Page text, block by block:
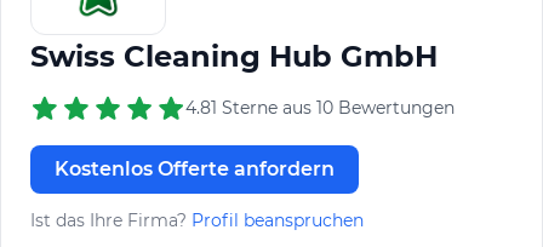
Swiss Cleaning Hub GmbH
4.81 Sterne aus 10 Bewertungen
Kostenlos Offerte anfordern
Ist das Ihre Firma? Profil beanspruchen